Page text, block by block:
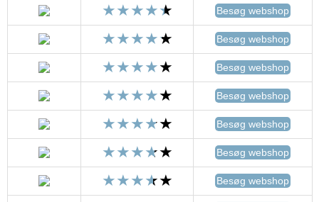
Besøg webshop
Besøg webshop
Besøg webshop
Besøg webshop
Besøg webshop
Besøg webshop
Besøg webshop